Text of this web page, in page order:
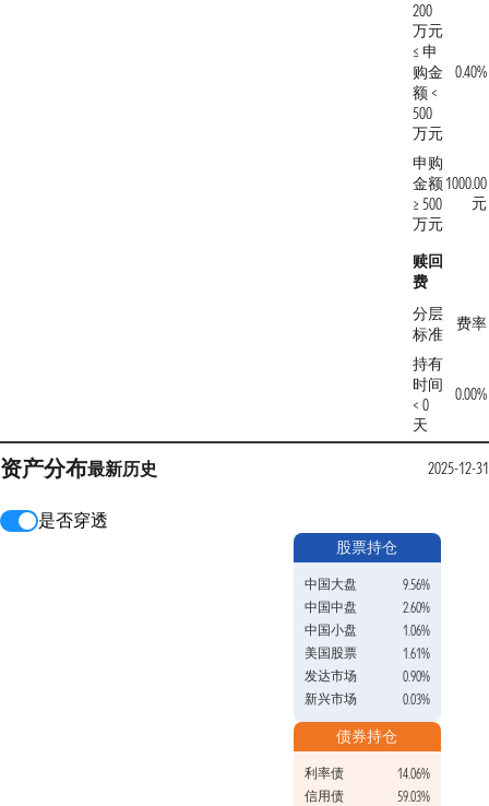
200
万元
≤ 申
购金
额 <
500
万元
0.40%
申购
金额
≥ 500
万元
1000.00
元
赎回
费
分层
标准
费率
持有
时间
< 0
天
0.00%
资产分布最新历史 2025-12-31
是否穿透
股票持仓
中国大盘
9.56%
中国中盘
2.60%
中国小盘
1.06%
美国股票
1.61%
发达市场
0.90%
新兴市场
0.03%
债券持仓
利率债
14.06%
信用债
59.03%